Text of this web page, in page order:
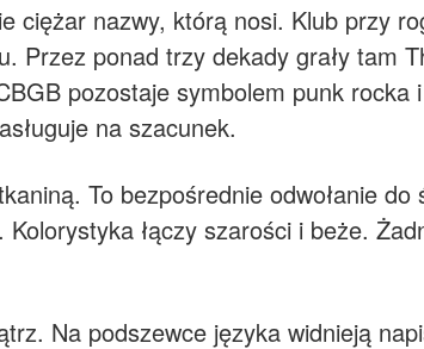
ciężar nazwy, którą nosi. Klub przy
Przez ponad trzy dekady grały tam
pozostaje symbolem punk rocka
na szacunek.
To bezpośrednie odwołanie do
łączy szarości i beże.
Na podszewce języka widnieją